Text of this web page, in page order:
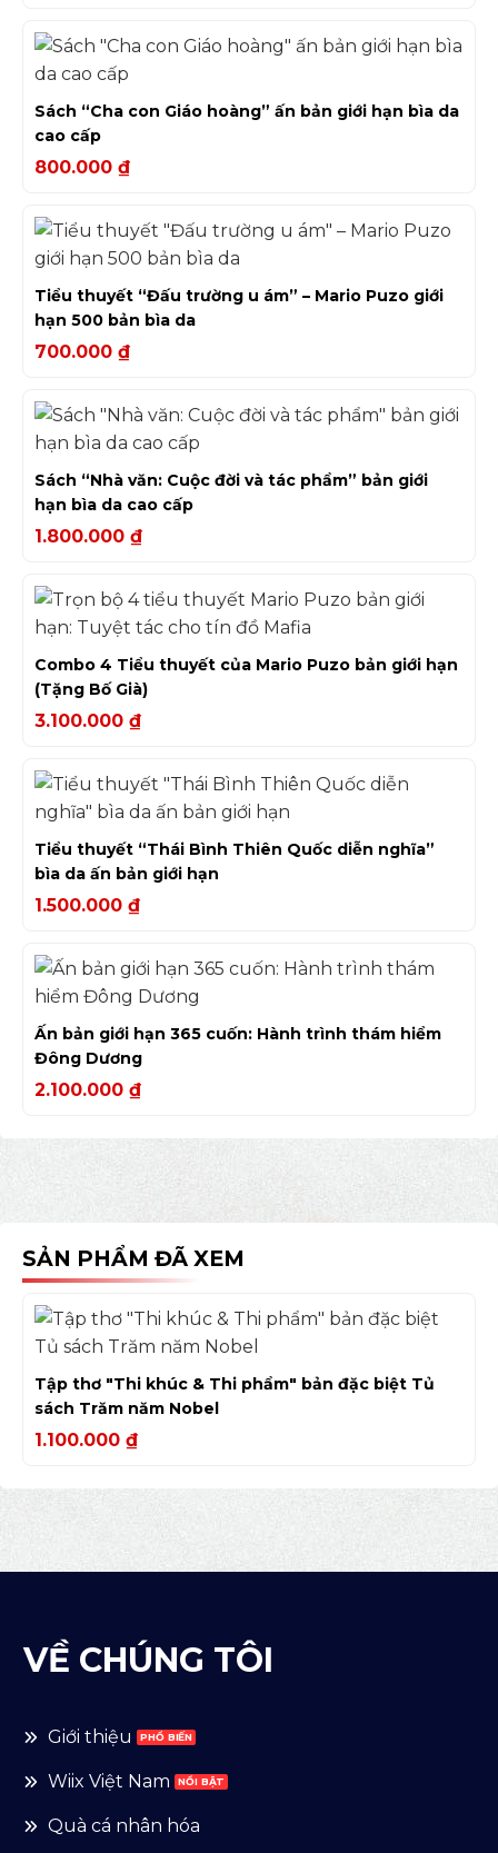
Sách “Cha con Giáo hoàng” ấn bản giới hạn bìa da
cao cấp
800.000 ₫
Tiểu thuyết “Đấu trường u ám” – Mario Puzo giới
hạn 500 bản bìa da
700.000 ₫
Sách “Nhà văn: Cuộc đời và tác phẩm” bản giới
hạn bìa da cao cấp
1.800.000 ₫
Combo 4 Tiểu thuyết của Mario Puzo bản giới hạn
(Tặng Bố Già)
3.100.000 ₫
Tiểu thuyết “Thái Bình Thiên Quốc diễn nghĩa”
bìa da ấn bản giới hạn
1.500.000 ₫
Ấn bản giới hạn 365 cuốn: Hành trình thám hiểm
Đông Dương
2.100.000 ₫
SẢN PHẨM ĐÃ XEM
Tập thơ "Thi khúc & Thi phẩm" bản đặc biệt Tủ
sách Trăm năm Nobel
1.100.000 ₫
VỀ CHÚNG TÔI
Giới thiệu
Wiix Việt Nam
Quà cá nhân hóa